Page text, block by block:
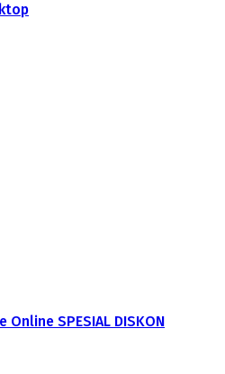
Online SPESIAL DISKON